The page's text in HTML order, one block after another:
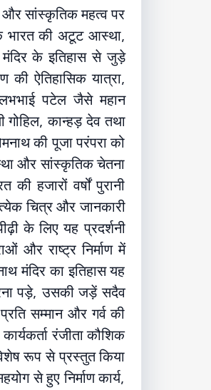
और सांस्कृतिक महत्व पर
भारत की अटूट आस्था,
मंदिर के इतिहास से जुड़े
ऐतिहासिक यात्रा,
पटेल जैसे महान
गोहिल, कान्हड़ देव तथा
की पूजा परंपरा को
और सांस्कृतिक चेतना
हजारों वर्षों पुरानी
चित्र और जानकारी
के लिए यह प्रदर्शनी
और राष्ट्र निर्माण में
मंदिर का इतिहास यह
पड़े, उसकी जड़ें सदैव
सम्मान और गर्व की
रंजीता कौशिक
रूप से प्रस्तुत किया
से हुए निर्माण कार्य,